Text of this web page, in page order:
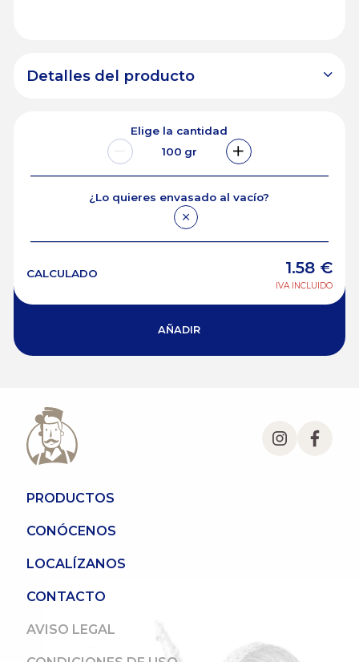
Detalles del producto
Elige la cantidad
100 gr
¿Lo quieres envasado al vacío?
CALCULADO 1.58 €
IVA INCLUIDO
AÑADIR
PRODUCTOS
CONÓCENOS
LOCALÍZANOS
CONTACTO
AVISO LEGAL